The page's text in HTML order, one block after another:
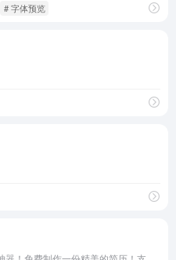
# 字体预览